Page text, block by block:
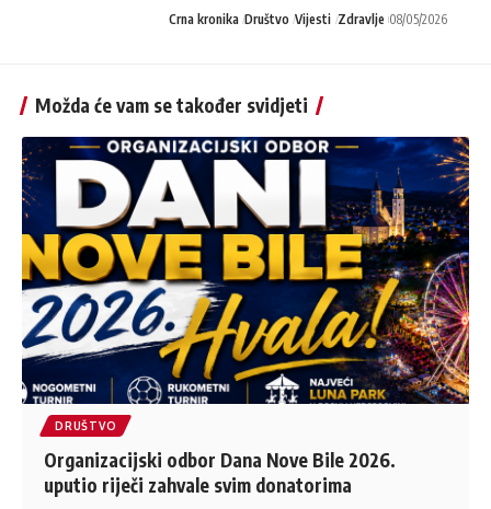
Crna kronika Društvo Vijesti Zdravlje 08/05/2026
Možda će vam se također svidjeti
DRUŠTVO
Organizacijski odbor Dana Nove Bile 2026.
uputio riječi zahvale svim donatorima